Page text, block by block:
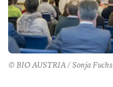
© BIO AUSTRIA / Sonja Fuchs